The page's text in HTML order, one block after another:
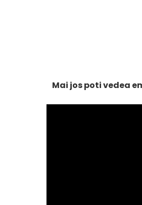
Mai jos poti vedea